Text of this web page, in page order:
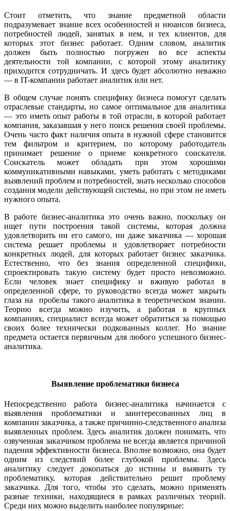
Стоит отметить, что знание предметной области
подразумевает знание всех особенностей и нюансов бизнеса,
потребностей людей, занятых в нем, и тех клиентов, для
которых этот бизнес работает. Одним словом, аналитик
должен быть полностью погружен во все аспекты
деятельности той компании, с которой этому аналитику
приходится сотрудничать. И здесь будет абсолютно неважно
— в IT-компании работает аналитик или нет.
В общем случае понять специфику бизнеса помогут сделать
отраслевые стандарты, но самое оптимальное для аналитика
— это иметь опыт работы в той отрасли, в которой работает
компания, заказавшая у него поиск решения своей проблемы.
Очень часто факт наличия опыта в нужной сфере становится
тем фильтром и критерием, по которому работодатель
принимает решение о приеме конкретного соискателя.
Соискатель может обладать при этом хорошими
коммуникативными навыками, уметь работать с методиками
выявлений проблем и потребностей, знать несколько способов
создания модели действующей системы, но при этом не иметь
нужного опыта.
В работе бизнес-аналитика это очень важно, поскольку он
ищет пути построения такой системы, которая должна
удовлетворить ни его самого, ни даже заказчика — хорошая
система решает проблемы и удовлетворяет потребности
конкретных людей, для которых работает бизнес заказчика.
Естественно, что без знания определенной специфики,
спроектировать такую систему будет просто невозможно.
Если человек знает специфику и вживую работал в
определенной сфере, то руководство всегда может закрыть
глаза на пробелы такого аналитика в теоретическом знании.
Теорию всегда можно изучить, а работая в крупных
компаниях, специалист всегда может обратиться за помощью
своих более технически подкованных коллег. Но знание
предмета остается первичным для любого успешного бизнес-
аналитика.
Выявление проблематики бизнеса
Непосредственно работа бизнес-аналитика начинается с
выявления проблематики и заинтересованных лиц в
компании заказчика, а также причинно-следственного анализа
выявленных проблем. Здесь аналитик должен понимать, что
озвученная заказчиком проблема не всегда является причиной
падения эффективности бизнеса. Вполне возможно, она будет
одним из следствий более глубокой проблемы. Здесь
аналитику следует докопаться до истины и выявить ту
проблематику, которая действительно решит проблему
заказчика. Для того, чтобы это сделать, можно применять
разные техники, находящиеся в рамках различных теорий.
Среди них можно выделить наиболее популярные: